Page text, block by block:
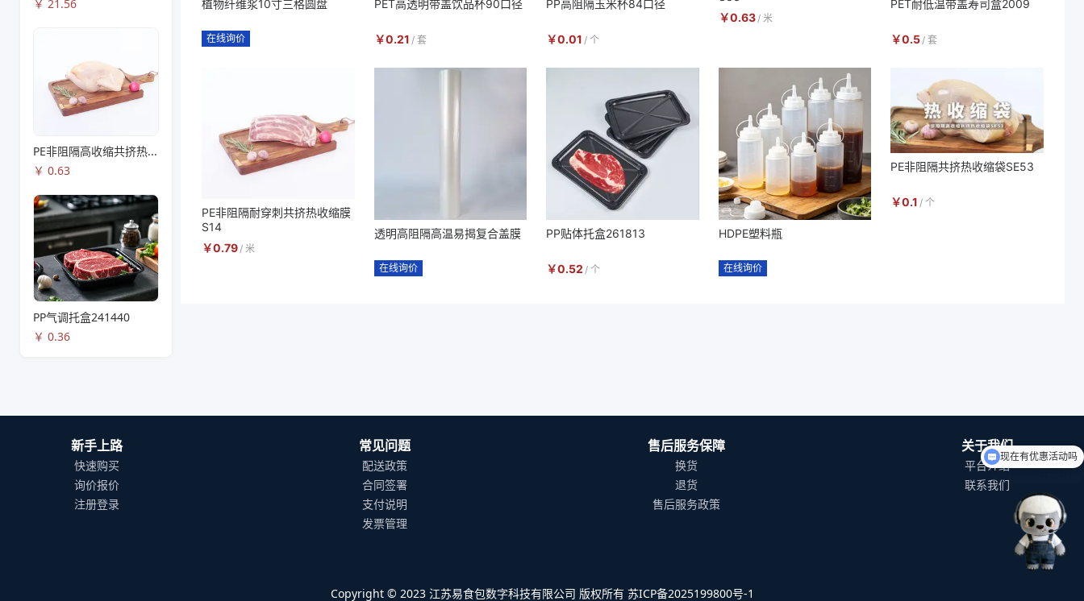
￥ 21.56
PE非阻隔高收缩共挤热收缩膜S83
￥ 0.63
PP气调托盒241440
￥ 0.36
植物纤维浆10寸三格圆盘
在线询价
PET高透明带盖饮品杯90口径
￥0.21 / 套
PP高阻隔玉米杯84口径
￥0.01 / 个
￥0.63 / 米
PET耐低温带盖寿司盒2009
￥0.5 / 套
PE非阻隔耐穿刺共挤热收缩膜
S14
￥0.79 / 米
透明高阻隔高温易揭复合盖膜
在线询价
PP贴体托盒261813
￥0.52 / 个
HDPE塑料瓶
在线询价
PE非阻隔共挤热收缩袋SE53
￥0.1 / 个
新手上路
快速购买
询价报价
注册登录
常见问题
配送政策
合同签署
支付说明
发票管理
售后服务保障
换货
退货
售后服务政策
关于我们
平台介绍
联系我们
Copyright © 2023 江苏易食包数字科技有限公司 版权所有 苏ICP备2025199800号-1
如何入驻平台？